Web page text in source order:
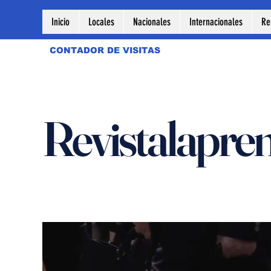
Inicio Locales Nacionales Internacionales
CONTADOR DE VISITAS